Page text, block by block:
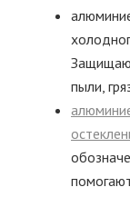
пыли,